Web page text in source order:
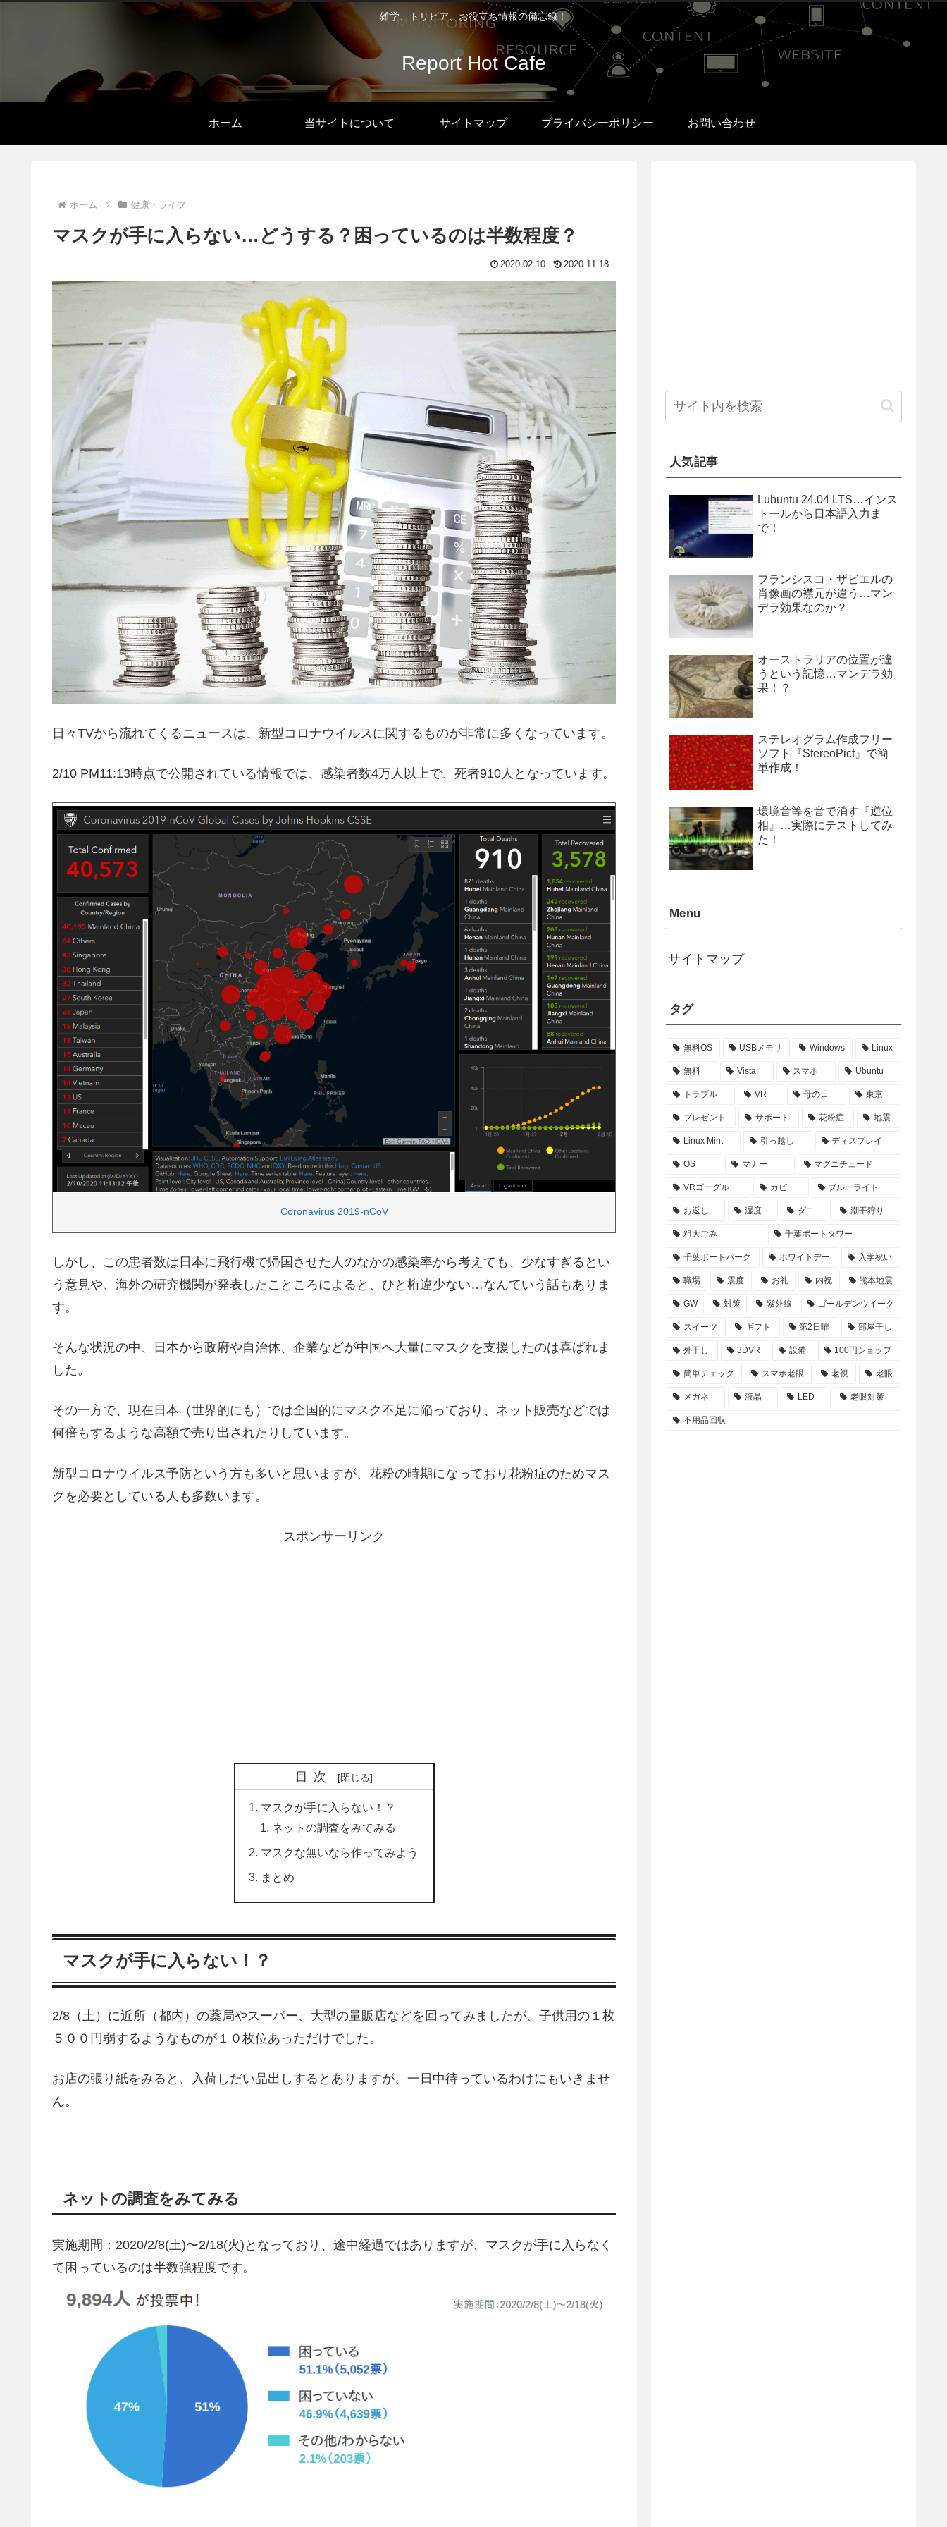
雑学、トリビア、お役立ち情報の備忘録！
Report Hot Cafe
ホーム 当サイトについて サイトマップ プライバシーポリシー お問い合わせ
ホーム 健康・ライフ
マスクが手に入らない…どうする？困っているのは半数程度？
2020.02.10 2020.11.18
日々TVから流れてくるニュースは、新型コロナウイルスに関するものが非常に多くなっています。
2/10 PM11:13時点で公開されている情報では、感染者数4万人以上で、死者910人となっています。
Coronavirus 2019-nCoV
しかし、この患者数は日本に飛行機で帰国させた人のなかの感染率から考えても、少なすぎるとい
う意見や、海外の研究機関が発表したこところによると、ひと桁違少ない…なんていう話もありま
す。
そんな状況の中、日本から政府や自治体、企業などが中国へ大量にマスクを支援したのは喜ばれま
した。
その一方で、現在日本（世界的にも）では全国的にマスク不足に陥っており、ネット販売などでは
何倍もするような高額で売り出されたりしています。
新型コロナウイルス予防という方も多いと思いますが、花粉の時期になっており花粉症のためマス
クを必要としている人も多数います。
スポンサーリンク
目次
マスクが手に入らない！？
ネットの調査をみてみる
マスクな無いなら作ってみよう
まとめ
マスクが手に入らない！？
2/8（土）に近所（都内）の薬局やスーパー、大型の量販店などを回ってみましたが、子供用の１枚
５００円弱するようなものが１０枚位あっただけでした。
お店の張り紙をみると、入荷しだい品出しするとありますが、一日中待っているわけにもいきませ
ん。
ネットの調査をみてみる
実施期間：2020/2/8(土)〜2/18(火)となっており、途中経過ではありますが、マスクが手に入らなく
て困っているのは半数強程度です。
人気記事
Lubuntu 24.04 LTS…インス
トールから日本語入力ま
で！
フランシスコ・ザビエルの
肖像画の襟元が違う…マン
デラ効果なのか？
オーストラリアの位置が違
うという記憶…マンデラ効
果！？
ステレオグラム作成フリー
ソフト『StereoPict』で簡
単作成！
環境音等を音で消す『逆位
相』…実際にテストしてみ
た！
Menu
サイトマップ
タグ
無料OS USBメモリ Windows Linux
無料 Vista スマホ Ubuntu
トラブル VR 母の日 東京
プレゼント サポート 花粉症 地震
Linux Mint 引っ越し ディスプレイ
OS マナー マグニチュード
VRゴーグル カビ ブルーライト
お返し 湿度 ダニ 潮干狩り
粗大ごみ 千葉ポートタワー
千葉ポートパーク ホワイトデー 入学祝い
職場 震度 お礼 内祝 熊本地震
GW 対策 紫外線 ゴールデンウイーク
スイーツ ギフト 第2日曜 部屋干し
外干し 3DVR 設備 100円ショップ
簡単チェック スマホ老眼 老視 老眼
メガネ 液晶 LED 老眼対策
不用品回収